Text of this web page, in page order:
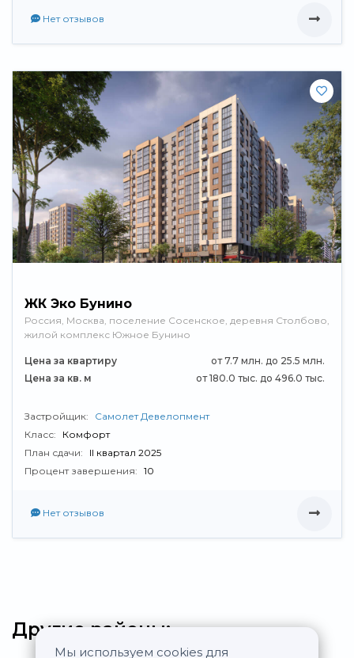
Мы используем cookies для
Нет отзывов
ЖК Эко Бунино
Россия, Москва, поселение Сосенское, деревня Столбово,
жилой комплекс Южное Бунино
Цена за квартиру
от 7.7 млн. до 25.5 млн.
Цена за кв. м
от 180.0 тыс. до 496.0 тыс.
Застройщик:
Самолет Девелопмент
Класс:
Комфорт
План сдачи:
II квартал 2025
Процент завершения: 10
Нет отзывов
Другие районы: